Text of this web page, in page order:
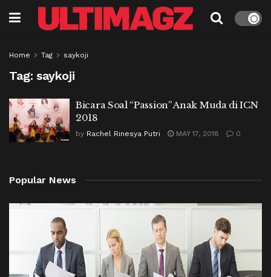
Home Tag saykoji
Tag: saykoji
Bicara Soal “Passion” Anak Muda di ICN
2018
by Rachel Rinesya Putri MAY 17, 2018 0
Popular News